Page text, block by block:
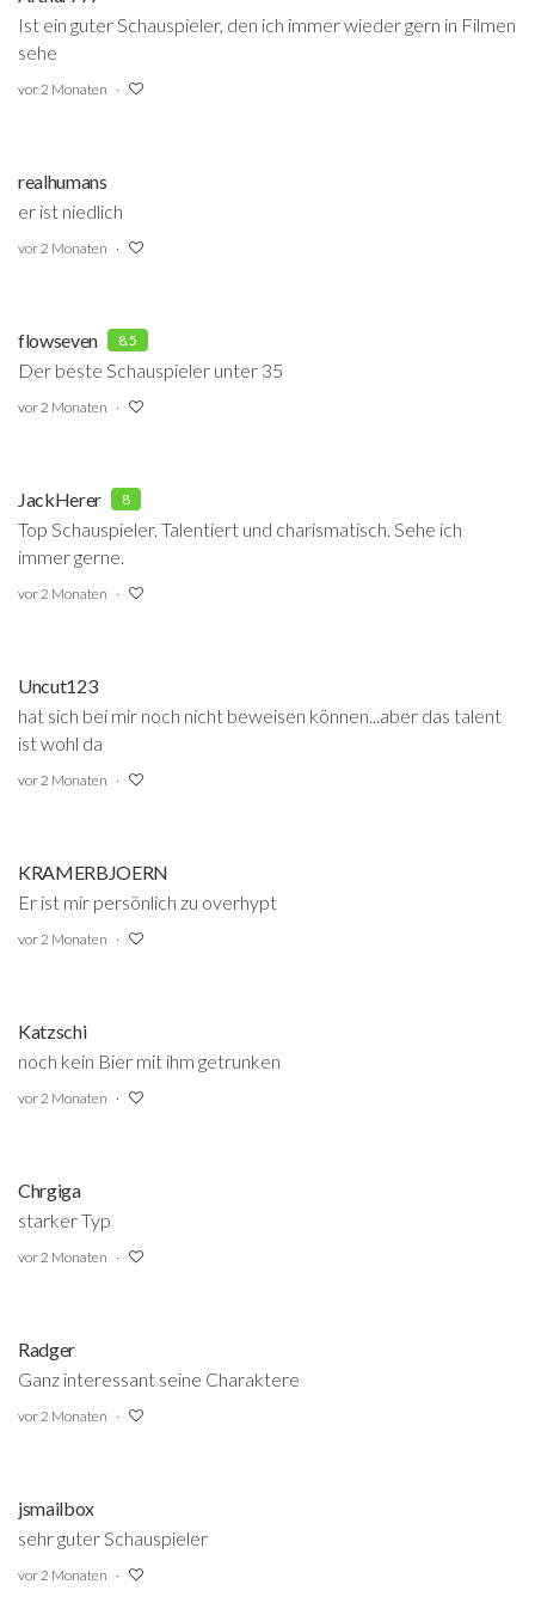
Ist ein guter Schauspieler, den ich immer wieder gern in Filmen
sehe
vor 2 Monaten
realhumans
er ist niedlich
vor 2 Monaten
flowseven 8.5
Der beste Schauspieler unter 35
vor 2 Monaten
JackHerer 8
Top Schauspieler. Talentiert und charismatisch. Sehe ich
immer gerne.
vor 2 Monaten
Uncut123
hat sich bei mir noch nicht beweisen können...aber das talent
ist wohl da
vor 2 Monaten
KRAMERBJOERN
Er ist mir persönlich zu overhypt
vor 2 Monaten
Katzschi
noch kein Bier mit ihm getrunken
vor 2 Monaten
Chrgiga
starker Typ
vor 2 Monaten
Radger
Ganz interessant seine Charaktere
vor 2 Monaten
jsmailbox
sehr guter Schauspieler
vor 2 Monaten